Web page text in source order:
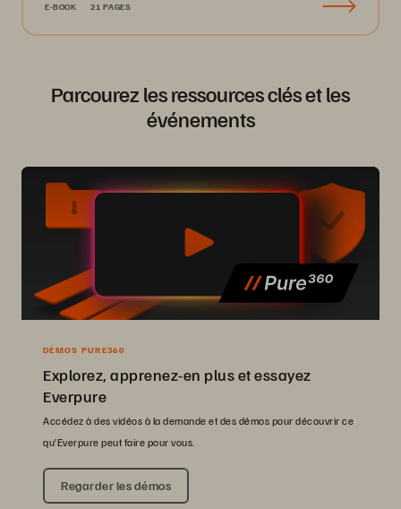
E-BOOK 21 PAGES
Parcourez les ressources clés et les
événements
DÉMOS PURE360
Explorez, apprenez-en plus et essayez
Everpure
Accédez à des vidéos à la demande et des démos pour découvrir ce
qu’Everpure peut faire pour vous.
Regarder les démos